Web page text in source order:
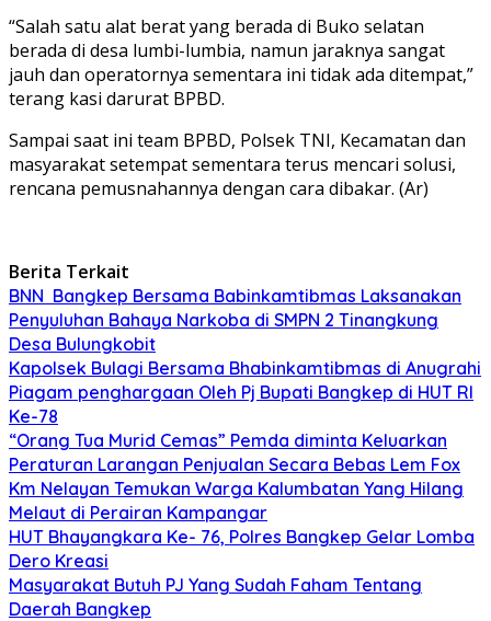
“Salah satu alat berat yang berada di Buko selatan
berada di desa lumbi-lumbia, namun jaraknya sangat
jauh dan operatornya sementara ini tidak ada ditempat,”
terang kasi darurat BPBD.
Sampai saat ini team BPBD, Polsek TNI, Kecamatan dan
masyarakat setempat sementara terus mencari solusi,
rencana pemusnahannya dengan cara dibakar. (Ar)
Berita Terkait
BNN Bangkep Bersama Babinkamtibmas Laksanakan
Penyuluhan Bahaya Narkoba di SMPN 2 Tinangkung
Desa Bulungkobit
Kapolsek Bulagi Bersama Bhabinkamtibmas di Anugrahi
Piagam penghargaan Oleh Pj Bupati Bangkep di HUT RI
Ke-78
“Orang Tua Murid Cemas” Pemda diminta Keluarkan
Peraturan Larangan Penjualan Secara Bebas Lem Fox
Km Nelayan Temukan Warga Kalumbatan Yang Hilang
Melaut di Perairan Kampangar
HUT Bhayangkara Ke- 76, Polres Bangkep Gelar Lomba
Dero Kreasi
Masyarakat Butuh PJ Yang Sudah Faham Tentang
Daerah Bangkep